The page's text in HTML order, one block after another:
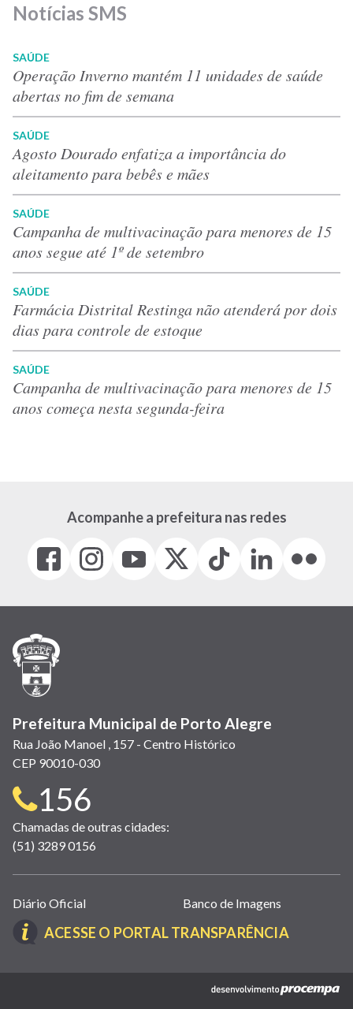
Notícias SMS
SAÚDE
Operação Inverno mantém 11 unidades de saúde
abertas no fim de semana
SAÚDE
Agosto Dourado enfatiza a importância do
aleitamento para bebês e mães
SAÚDE
Campanha de multivacinação para menores de 15
anos segue até 1º de setembro
SAÚDE
Farmácia Distrital Restinga não atenderá por dois
dias para controle de estoque
SAÚDE
Campanha de multivacinação para menores de 15
anos começa nesta segunda-feira
Acompanhe a prefeitura nas redes
Facebook
(link
em
janela)
Instagram
(link
em
(link
em
(Antigo
(link
Tiktok
(link
em
LinkedIn
(link
em
(link
em
Prefeitura Municipal de Porto Alegre
Rua João Manoel , 157 - Centro Histórico
CEP 90010-030
Telefone
para
contato:
156
Chamadas de outras cidades:
(51) 3289 0156
Links
úteis
(abrem
nova
Diário Oficial Banco de Imagens
ACESSE O PORTAL TRANSPARÊNCIA(LINK
EM
NOVA